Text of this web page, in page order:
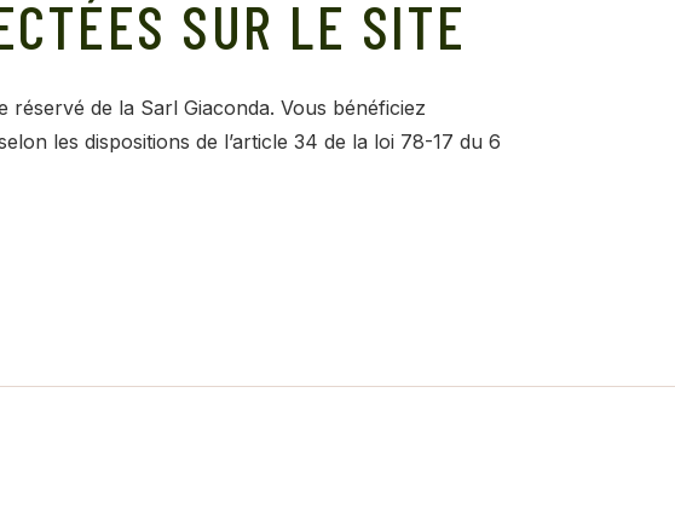
SUR LE SITE
réservé de la Sarl Giaconda. Vous bénéficiez
les dispositions de l’article 34 de la loi 78-17 du 6